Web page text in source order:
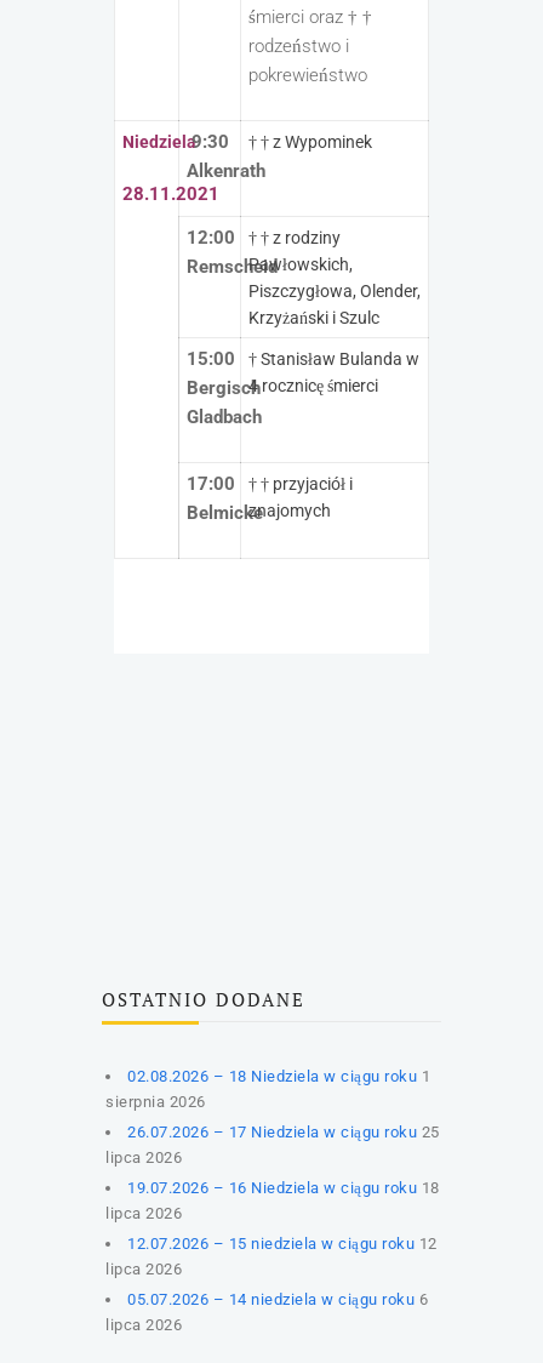
śmierci oraz † †
rodzeństwo i
pokrewieństwo
Niedziela
28.11.2021
9:30
Alkenrath
† † z Wypominek
12:00
Remscheid
† † z rodziny
Pawłowskich,
Piszczygłowa, Olender,
Krzyżański i Szulc
15:00
Bergisch
Gladbach
† Stanisław Bulanda w
4 rocznicę śmierci
17:00
Belmicke
† † przyjaciół i
znajomych
OSTATNIO DODANE
02.08.2026 – 18 Niedziela w ciągu roku 1
sierpnia 2026
26.07.2026 – 17 Niedziela w ciągu roku 25
lipca 2026
19.07.2026 – 16 Niedziela w ciągu roku 18
lipca 2026
12.07.2026 – 15 niedziela w ciągu roku 12
lipca 2026
05.07.2026 – 14 niedziela w ciągu roku 6
lipca 2026